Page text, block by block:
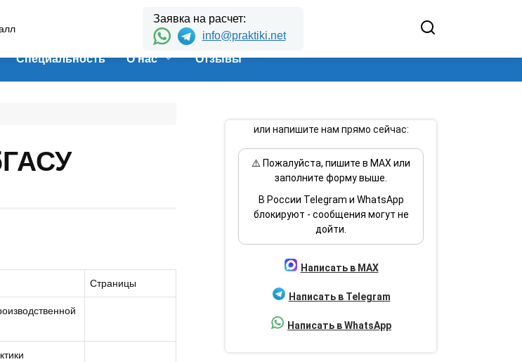
Заявка на расчет:
info@praktiki.net
Специальность О нас Отзывы
Страницы
или напишите нам прямо сейчас:
⚠️ Пожалуйста, пишите в MAX или
заполните форму выше.
В России Telegram и WhatsApp
блокируют - сообщения могут не
дойти.
Написать в MAX
Написать в Telegram
Написать в WhatsApp